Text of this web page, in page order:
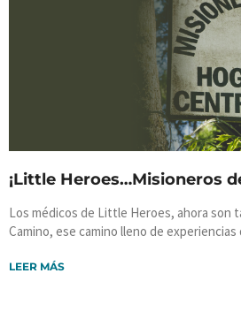
¡Little Heroes…Misioneros
Los médicos de Little Heroes, ahora son
Camino, ese camino lleno de
LEER MÁS